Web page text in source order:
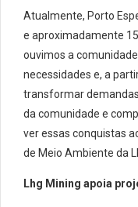
Atualmente, Porto
e aproximadamente
ouvimos a
necessidades e, a
transformar
da comunidade e
ver essas conquistas
de Meio Ambiente da
Lhg Mining apoia